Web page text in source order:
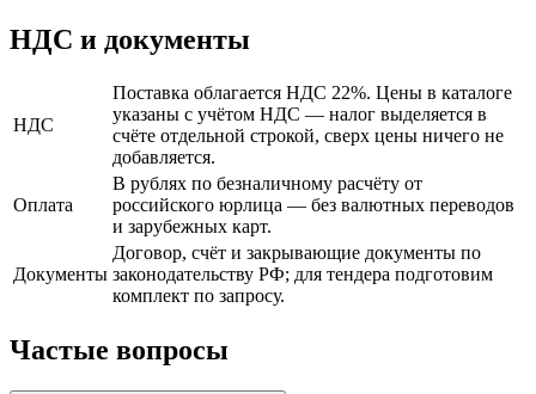
НДС и документы
НДС
Поставка облагается НДС 22%. Цены в каталоге
указаны с учётом НДС — налог выделяется в
счёте отдельной строкой, сверх цены ничего не
добавляется.
Оплата
В рублях по безналичному расчёту от
российского юрлица — без валютных переводов
и зарубежных карт.
Документы
Договор, счёт и закрывающие документы по
законодательству РФ; для тендера подготовим
комплект по запросу.
Частые вопросы